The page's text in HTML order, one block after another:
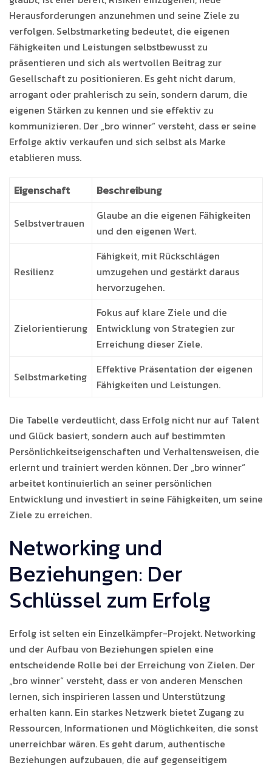
Herausforderungen anzunehmen und seine Ziele zu
verfolgen. Selbstmarketing bedeutet, die eigenen
Fähigkeiten und Leistungen selbstbewusst zu
präsentieren und sich als wertvollen Beitrag zur
Gesellschaft zu positionieren. Es geht nicht darum,
arrogant oder prahlerisch zu sein, sondern darum, die
eigenen Stärken zu kennen und sie effektiv zu
kommunizieren. Der „bro winner“ versteht, dass er seine
Erfolge aktiv verkaufen und sich selbst als Marke
etablieren muss.
Eigenschaft Beschreibung
Selbstvertrauen
Glaube an die eigenen Fähigkeiten
und den eigenen Wert.
Resilienz
Fähigkeit, mit Rückschlägen
umzugehen und gestärkt daraus
hervorzugehen.
Zielorientierung
Fokus auf klare Ziele und die
Entwicklung von Strategien zur
Erreichung dieser Ziele.
Selbstmarketing
Effektive Präsentation der eigenen
Fähigkeiten und Leistungen.
Die Tabelle verdeutlicht, dass Erfolg nicht nur auf Talent
und Glück basiert, sondern auch auf bestimmten
Persönlichkeitseigenschaften und Verhaltensweisen, die
erlernt und trainiert werden können. Der „bro winner“
arbeitet kontinuierlich an seiner persönlichen
Entwicklung und investiert in seine Fähigkeiten, um seine
Ziele zu erreichen.
Networking und
Beziehungen: Der
Schlüssel zum Erfolg
Erfolg ist selten ein Einzelkämpfer-Projekt. Networking
und der Aufbau von Beziehungen spielen eine
entscheidende Rolle bei der Erreichung von Zielen. Der
„bro winner“ versteht, dass er von anderen Menschen
lernen, sich inspirieren lassen und Unterstützung
erhalten kann. Ein starkes Netzwerk bietet Zugang zu
Ressourcen, Informationen und Möglichkeiten, die sonst
unerreichbar wären. Es geht darum, authentische
Beziehungen aufzubauen, die auf gegenseitigem